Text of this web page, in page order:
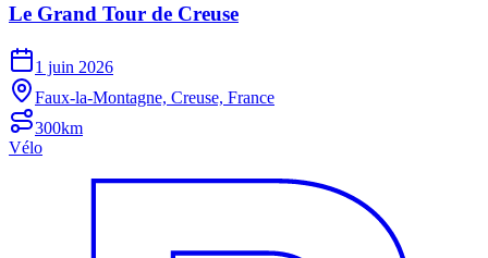
Le Grand Tour de Creuse
1 juin 2026
Faux-la-Montagne, Creuse, France
300km
Vélo